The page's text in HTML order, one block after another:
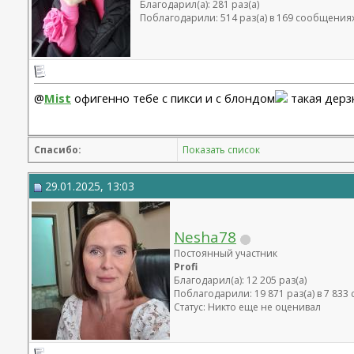
Благодарил(а): 281 раз(а)
Поблагодарили: 514 раз(а) в 169
@Mist офигенно тебе с пикси и с блондом такая
Спасибо: Показать список
29.01.2025, 13:03
Nesha78
Постоянный участник
Profi
Благодарил(а): 12 205 раз(а)
Поблагодарили: 19 871 раз(а) в 7
Статус: Никто еще не оценивал